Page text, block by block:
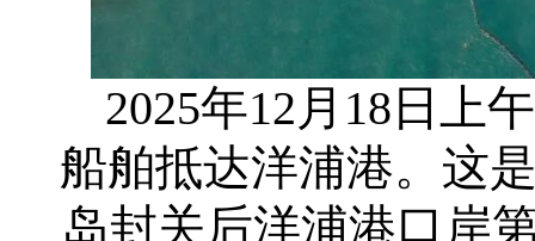
2025年12月18日上
船舶抵达洋浦港。这
岛封关后洋浦港口岸